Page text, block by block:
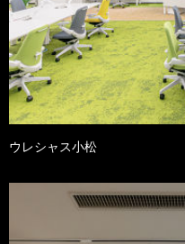
ウレシャス小松